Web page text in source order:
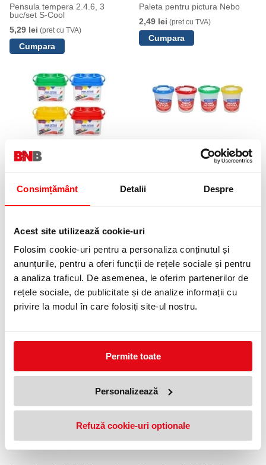
Consimțământ Detalii Despre
Acest site utilizează cookie-uri
Folosim cookie-uri pentru a personaliza conținutul și
anunțurile, pentru a oferi funcții de rețele sociale și pentru
a analiza traficul. De asemenea, le oferim partenerilor de
rețele sociale, de publicitate și de analize informații cu
privire la modul în care folosiți site-ul nostru.
Permite toate
Personalizează
Refuză cookie-uri optionale
Pensula tempera 2.4.6, 3
buc/set S-Cool
5,29 lei (pret cu TVA)
Paleta pentru pictura Nebo
2,49 lei (pret cu TVA)
Container apa pentru Pictura cu
Pahar plastic pentru pictura cu
Pensula Starter 5 buc/set
13,69 lei(pret cu TVA)
Pensule seria 613F, din par de
8,35 lei(pret cu TVA)